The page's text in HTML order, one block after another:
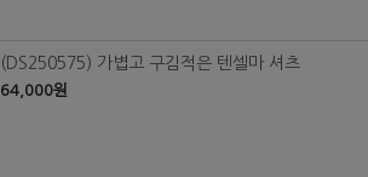
(DS250575) 가볍고 구김적은 텐셀마 셔츠
64,000원